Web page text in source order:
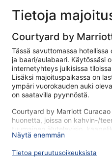
Tietoja
Courtyard by
Tässä savuttomassa
ja baari/aulabaari. Käytössäsi
internetyhteys julkisissa
Lisäksi majoituspaikassa on
ympäri vuorokauden auki
on saatavilla pyynnöstä.
Courtyard by Marriott
huonetta, joissa on kahvin-/
tuumainen älytelevisio,
löytyy suihku.
sisältyvää langatonta
Näytä enemmän
Tietoa peruutusoikeuksista